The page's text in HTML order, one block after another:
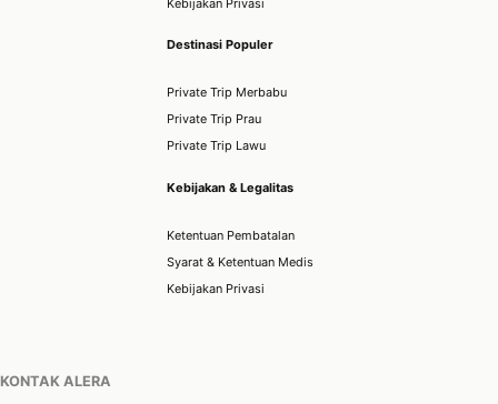
Destinasi Populer
Private Trip Merbabu
Private Trip Prau
Private Trip Lawu
Kebijakan & Legalitas
Ketentuan Pembatalan
Syarat & Ketentuan Medis
Kebijakan Privasi
KONTAK ALERA